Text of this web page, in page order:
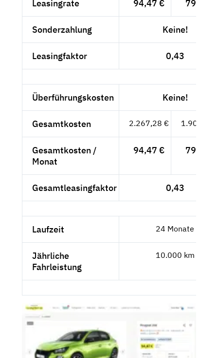
Leasingrate 94,47 € 79,39 €
Sonderzahlung Keine!
Leasingfaktor 0,43
Überführungskosten Keine!
Gesamtkosten 2.267,28 € 1.905,28
Gesamtkosten /
Monat
94,47 € 79,39 €
Gesamtleasingfaktor 0,43
Laufzeit 24 Monate
Jährliche
Fahrleistung
10.000 km